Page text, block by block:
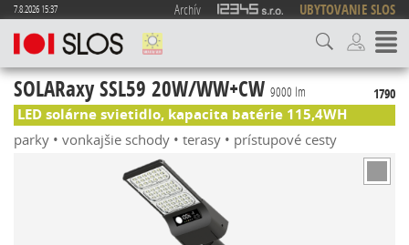
7.8.2026 15:37 Archív UBYTOVANIE SLOS
SOLARaxy SSL59 20W/WW+CW 9000 lm 1790
LED solárne svietidlo, kapacita batérie 115,4WH
parky • vonkajšie schody • terasy • prístupové cesty